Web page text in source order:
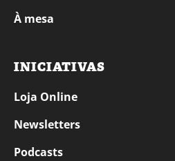
À mesa
INICIATIVAS
Loja Online
Newsletters
Podcasts